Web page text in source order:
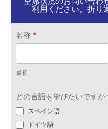
利用ください。折り
お
問
い
合
せ
名称 *
初
最初
どの言語を学びたいですか
スペイン語
ドイツ語